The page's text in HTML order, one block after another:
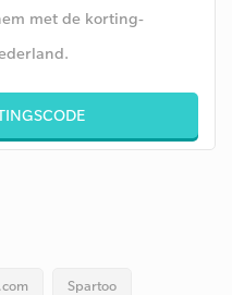
met de korting-
Spartoo